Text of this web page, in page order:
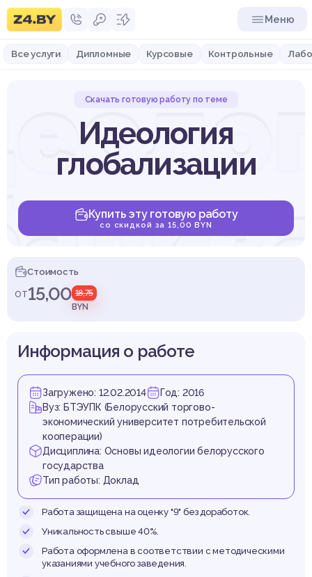
Меню
Все услуги Дипломные Курсовые Контрольные
Скачать готовую работу по теме
Идеология
глобализации
Купить эту готовую работу
со скидкой за 15,00 BYN
Стоимость
от15,00 18,75
BYN
Информация о работе
Загружено: 12.02.2014
Год: 2016
Вуз: БТЭУПК (Белорусский торгово-
экономический университет потребительской
кооперации)
Дисциплина: Основы идеологии белорусского
государства
Тип работы: Доклад
Работа защищена на оценку "9" без доработок.
Уникальность свыше 40%.
Работа оформлена в соответствии с методическими
указаниями учебного заведения.